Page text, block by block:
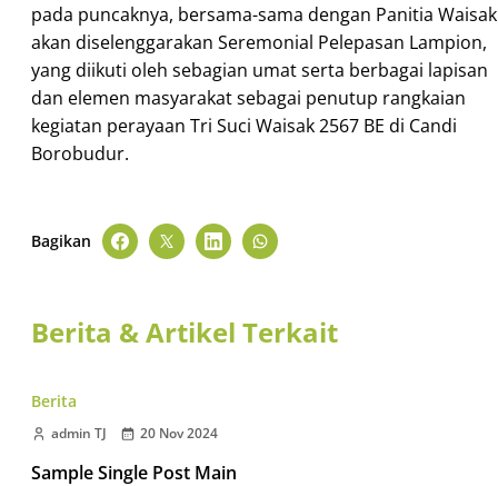
pada puncaknya, bersama-sama dengan Panitia Waisak
akan diselenggarakan Seremonial Pelepasan Lampion,
yang diikuti oleh sebagian umat serta berbagai lapisan
dan elemen masyarakat sebagai penutup rangkaian
kegiatan perayaan Tri Suci Waisak 2567 BE di Candi
Borobudur.
Bagikan
Berita & Artikel Terkait
Berita
admin TJ 20 Nov 2024
Sample Single Post Main